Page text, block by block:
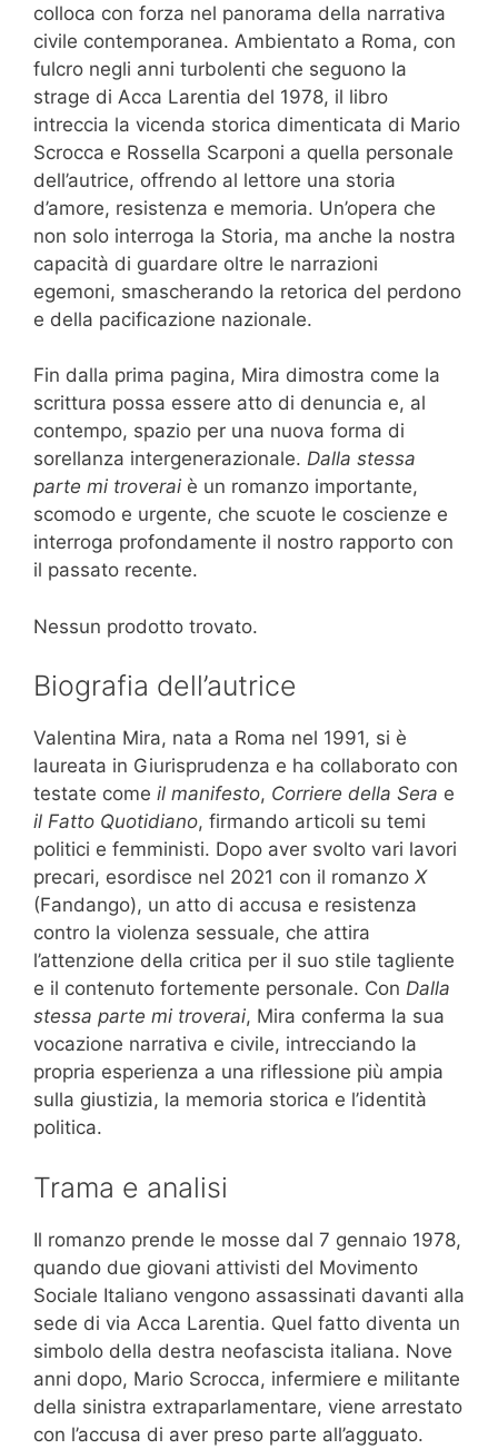
colloca con forza nel panorama della narrativa
civile contemporanea. Ambientato a Roma, con
fulcro negli anni turbolenti che seguono la
strage di Acca Larentia del 1978, il libro
intreccia la vicenda storica dimenticata di Mario
Scrocca e Rossella Scarponi a quella personale
dell’autrice, offrendo al lettore una storia
d’amore, resistenza e memoria. Un’opera che
non solo interroga la Storia, ma anche la nostra
capacità di guardare oltre le narrazioni
egemoni, smascherando la retorica del perdono
e della pacificazione nazionale.
Fin dalla prima pagina, Mira dimostra come la
scrittura possa essere atto di denuncia e, al
contempo, spazio per una nuova forma di
sorellanza intergenerazionale. Dalla stessa
parte mi troverai è un romanzo importante,
scomodo e urgente, che scuote le coscienze e
interroga profondamente il nostro rapporto con
il passato recente.
Nessun prodotto trovato.
Biografia dell’autrice
Valentina Mira, nata a Roma nel 1991, si è
laureata in Giurisprudenza e ha collaborato con
testate come il manifesto, Corriere della Sera e
il Fatto Quotidiano, firmando articoli su temi
politici e femministi. Dopo aver svolto vari lavori
precari, esordisce nel 2021 con il romanzo X
(Fandango), un atto di accusa e resistenza
contro la violenza sessuale, che attira
l’attenzione della critica per il suo stile tagliente
e il contenuto fortemente personale. Con Dalla
stessa parte mi troverai, Mira conferma la sua
vocazione narrativa e civile, intrecciando la
propria esperienza a una riflessione più ampia
sulla giustizia, la memoria storica e l’identità
politica.
Trama e analisi
Il romanzo prende le mosse dal 7 gennaio 1978,
quando due giovani attivisti del Movimento
Sociale Italiano vengono assassinati davanti alla
sede di via Acca Larentia. Quel fatto diventa un
simbolo della destra neofascista italiana. Nove
anni dopo, Mario Scrocca, infermiere e militante
della sinistra extraparlamentare, viene arrestato
con l’accusa di aver preso parte all’agguato.